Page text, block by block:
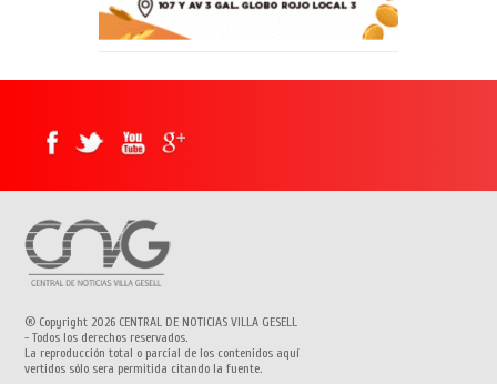
® Copyright 2026 CENTRAL DE NOTICIAS VILLA GESELL
- Todos los derechos reservados.
La reproducción total o parcial de los contenidos aquí
vertidos sólo sera permitida citando la fuente.